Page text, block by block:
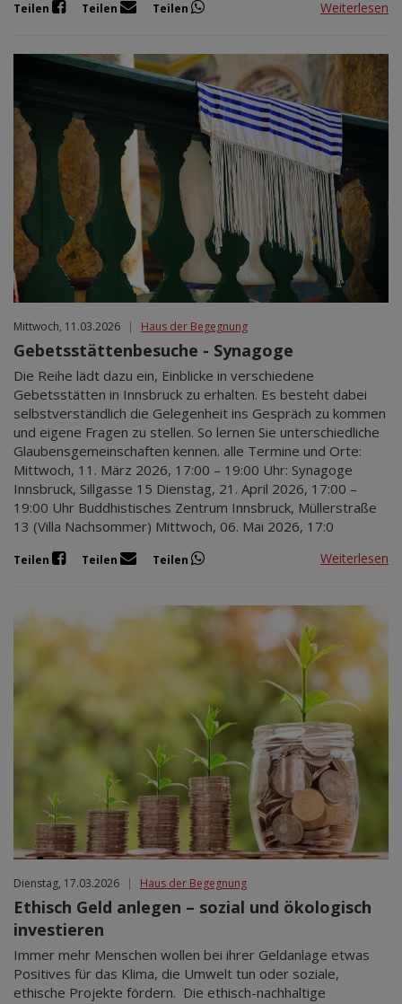
Teilen Teilen Teilen Weiterlesen
Mittwoch, 11.03.2026 | Haus der Begegnung
Gebetsstättenbesuche - Synagoge
Die Reihe lädt dazu ein, Einblicke in verschiedene
Gebetsstätten in Innsbruck zu erhalten. Es besteht dabei
selbstverständlich die Gelegenheit ins Gespräch zu kommen
und eigene Fragen zu stellen. So lernen Sie unterschiedliche
Glaubensgemeinschaften kennen. alle Termine und Orte:
Mittwoch, 11. März 2026, 17:00 – 19:00 Uhr: Synagoge
Innsbruck, Sillgasse 15 Dienstag, 21. April 2026, 17:00 –
19:00 Uhr Buddhistisches Zentrum Innsbruck, Müllerstraße
13 (Villa Nachsommer) Mittwoch, 06. Mai 2026, 17:0
Teilen Teilen Teilen Weiterlesen
Dienstag, 17.03.2026 | Haus der Begegnung
Ethisch Geld anlegen – sozial und ökologisch
investieren
Immer mehr Menschen wollen bei ihrer Geldanlage etwas
Positives für das Klima, die Umwelt tun oder soziale,
ethische Projekte fördern. Die ethisch-nachhaltige